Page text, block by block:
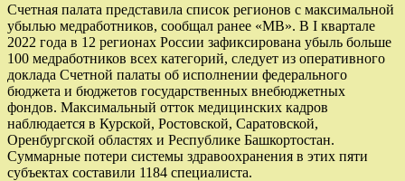
Счетная палата представила список регионов с максимальной
убылью медработников, сообщал ранее «МВ». В I квартале
2022 года в 12 регионах России зафиксирована убыль больше
100 медработников всех категорий, следует из оперативного
доклада Счетной палаты об исполнении федерального
бюджета и бюджетов государственных внебюджетных
фондов. Максимальный отток медицинских кадров
наблюдается в Курской, Ростовской, Саратовской,
Оренбургской областях и Республике Башкортостан.
Суммарные потери системы здравоохранения в этих пяти
субъектах составили 1184 специалиста.